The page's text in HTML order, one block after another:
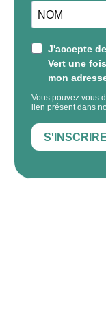
J'accepte
Vert une
mon
Vous pouvez vous
lien présent dans
S'INSCRIRE